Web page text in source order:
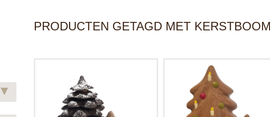
▾
PRODUCTEN GETAGD MET KERSTBOOM
feestelijk en stijlvolle traktatie of
kerstcadeau om samen van te
genieten. Gevuld met heerlijke romige
hazelnootchocolade.
Een feestelijk gegoten,
chocolade kerstboom: stoer &
kerstcadeau of heerlijke winterse
traktatie voor jong en oud.